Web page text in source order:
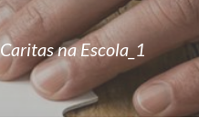
Caritas na Escola_1